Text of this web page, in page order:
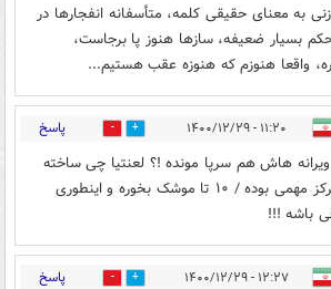
به معنای حقیقی کلمه، متأسفانه انفجارها در
بسیار ضعیفه، سازها هنوز پا برجاست،
واقعا هنوزم که هنوزه عقب هستیم...
۱۱:۲۰ - ۱۴۰۰/۱۲/۲۹ 2 پاسخ
هاش هم سرپا مونده !؟ لعنتیا چی ساخته
بودن قشنگ معلومه مرکز مهمی بوده / ۱۰ تا موشک بخوره و اینطوری
باشه !!!
۱۲:۲۷ - ۱۴۰۰/۱۲/۲۹ 3 پاسخ